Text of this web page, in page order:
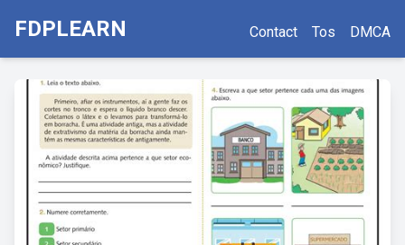
FDPLEARN Contact Tos DMCA